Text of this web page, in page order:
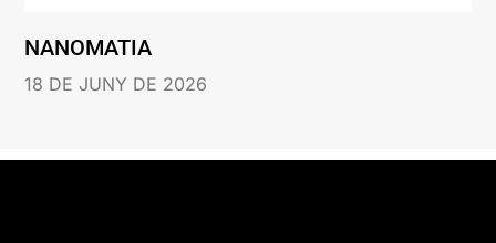
NANOMATIA
18 DE JUNY DE 2026